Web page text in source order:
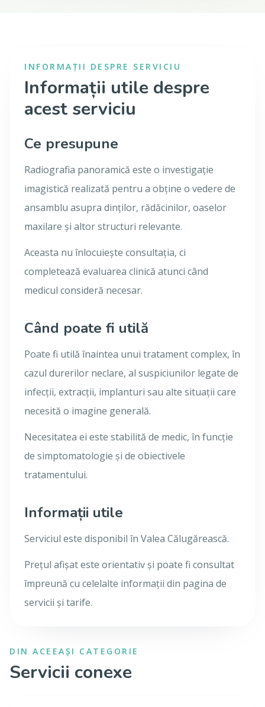
INFORMAȚII DESPRE SERVICIU
Informații utile despre
acest serviciu
Ce presupune
Radiografia panoramică este o investigație
imagistică realizată pentru a obține o vedere de
ansamblu asupra dinților, rădăcinilor, oaselor
maxilare și altor structuri relevante.
Aceasta nu înlocuiește consultația, ci
completează evaluarea clinică atunci când
medicul consideră necesar.
Când poate fi utilă
Poate fi utilă înaintea unui tratament complex, în
cazul durerilor neclare, al suspiciunilor legate de
infecții, extracții, implanturi sau alte situații care
necesită o imagine generală.
Necesitatea ei este stabilită de medic, în funcție
de simptomatologie și de obiectivele
tratamentului.
Informații utile
Serviciul este disponibil în Valea Călugărească.
Prețul afișat este orientativ și poate fi consultat
împreună cu celelalte informații din pagina de
servicii și tarife.
DIN ACEEAȘI CATEGORIE
Servicii conexe